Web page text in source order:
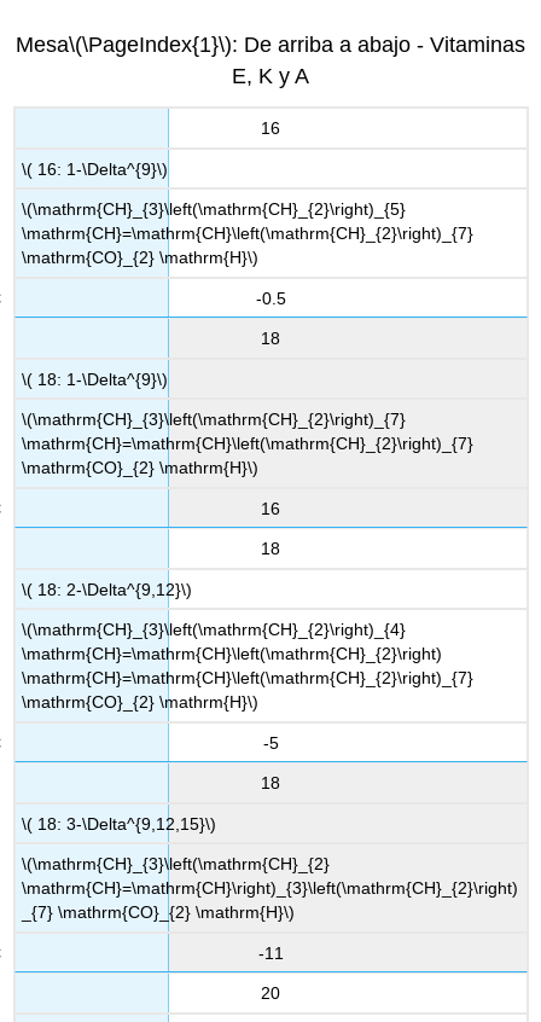
Mesa\(\PageIndex{1}\): De arriba a abajo - Vitaminas
E, K y A
16
\( 16: 1-\Delta^{9}\)
\(\mathrm{CH}_{3}\left(\mathrm{CH}_{2}\right)_{5}
\mathrm{CH}=\mathrm{CH}\left(\mathrm{CH}_{2}\right)_{7}
\mathrm{CO}_{2} \mathrm{H}\)
-0.5
18
\( 18: 1-\Delta^{9}\)
\(\mathrm{CH}_{3}\left(\mathrm{CH}_{2}\right)_{7}
\mathrm{CH}=\mathrm{CH}\left(\mathrm{CH}_{2}\right)_{7}
\mathrm{CO}_{2} \mathrm{H}\)
16
18
\( 18: 2-\Delta^{9,12}\)
\(\mathrm{CH}_{3}\left(\mathrm{CH}_{2}\right)_{4}
\mathrm{CH}=\mathrm{CH}\left(\mathrm{CH}_{2}\right)
\mathrm{CH}=\mathrm{CH}\left(\mathrm{CH}_{2}\right)_{7}
\mathrm{CO}_{2} \mathrm{H}\)
-5
18
\( 18: 3-\Delta^{9,12,15}\)
\(\mathrm{CH}_{3}\left(\mathrm{CH}_{2}
\mathrm{CH}=\mathrm{CH}\right)_{3}\left(\mathrm{CH}_{2}\right)
_{7} \mathrm{CO}_{2} \mathrm{H}\)
-11
20